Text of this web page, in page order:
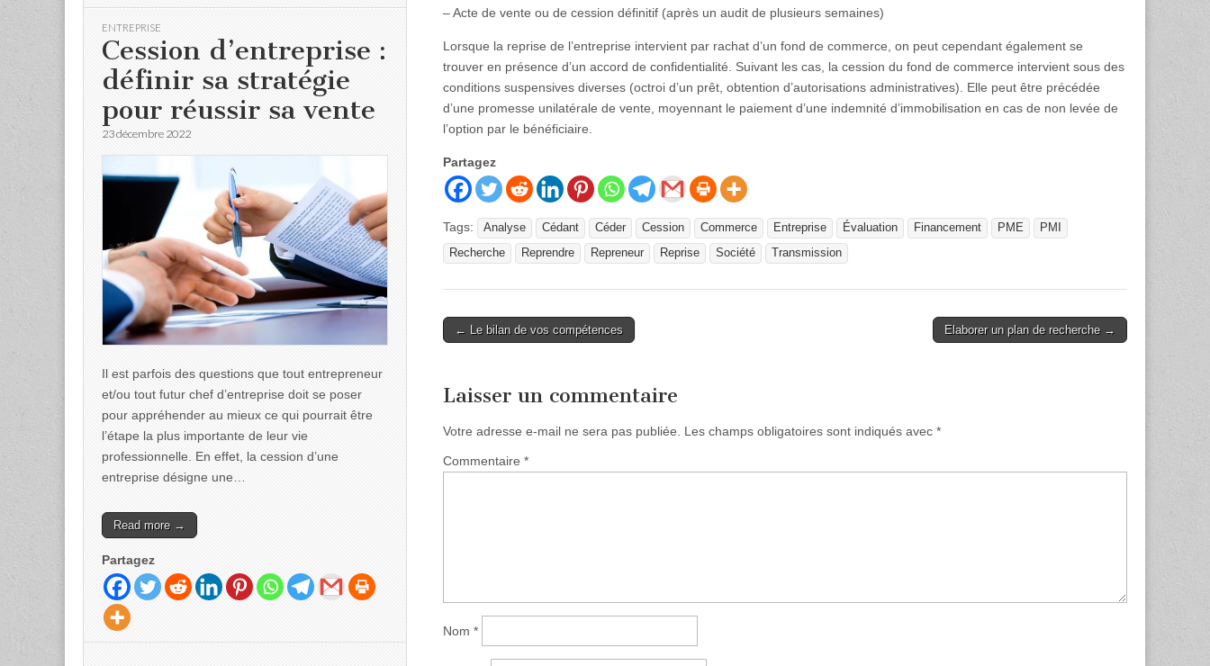
– Acte de vente ou de cession définitif (après un audit de plusieurs semaines)
Lorsque la reprise de l’entreprise intervient par rachat d’un fond de commerce, on peut cependant également se
trouver en présence d’un accord de confidentialité. Suivant les cas, la cession du fond de commerce intervient sous des
conditions suspensives diverses (octroi d’un prêt, obtention d’autorisations administratives). Elle peut être précédée
d’une promesse unilatérale de vente, moyennant le paiement d’une indemnité d’immobilisation en cas de non levée de
l’option par le bénéficiaire.
Partagez
Tags: Analyse Cédant Céder Cession Commerce Entreprise Évaluation Financement PME
PMI
Recherche
Reprendre Repreneur Reprise Société Transmission
Post
← Le bilan de vos compétences Elaborer un plan de recherche →
Laisser un commentaire
Votre adresse e-mail ne sera pas publiée. Les champs obligatoires sont indiqués avec*
Commentaire*
Nom*
ENTREPRISE
Cession d’entreprise :
définir sa stratégie
pour réussir sa vente
23 décembre 2022
Il est parfois des questions que tout entrepreneur
et/ou tout futur chef d’entreprise doit se poser
pour appréhender au mieux ce qui pourrait être
l’étape la plus importante de leur vie
professionnelle. En effet, la cession d’une
entreprise désigne une…
Read more →
Partagez